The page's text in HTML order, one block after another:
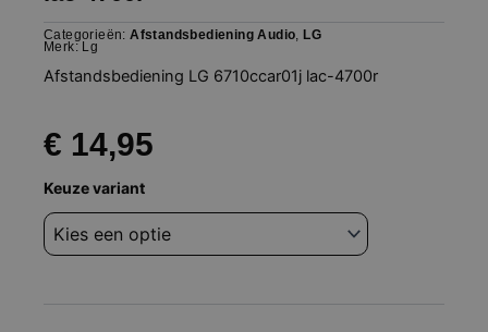
Categorieën: Afstandsbediening Audio, LG
Merk: Lg
Afstandsbediening LG 6710ccar01j lac-4700r
€ 14,95
Keuze variant
Afstandsbediening
LG
6710ccar01j
lac-